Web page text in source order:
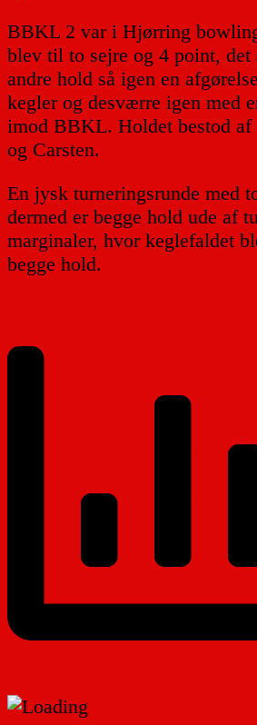
BBKL 2 var i Hjørring
blev til to sejre og 4 point, det
andre hold så igen en
kegler og desværre igen med
imod BBKL. Holdet bestod af
og Carsten.
En jysk turneringsrunde med
dermed er begge hold ude af
marginaler, hvor keglefaldet
begge hold.